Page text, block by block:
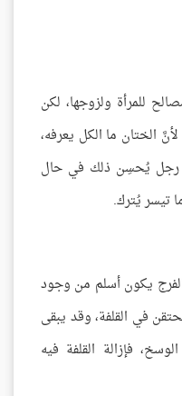
للمرأة ولزوجها، لكن
الختان ما الكل يعرفه،
رجل يُحسِن ذلك في حال
تيسر يُترك.
يكون أسلم من وجود
في القلفة، وقد يبقى
فإزالة القلفة فيه